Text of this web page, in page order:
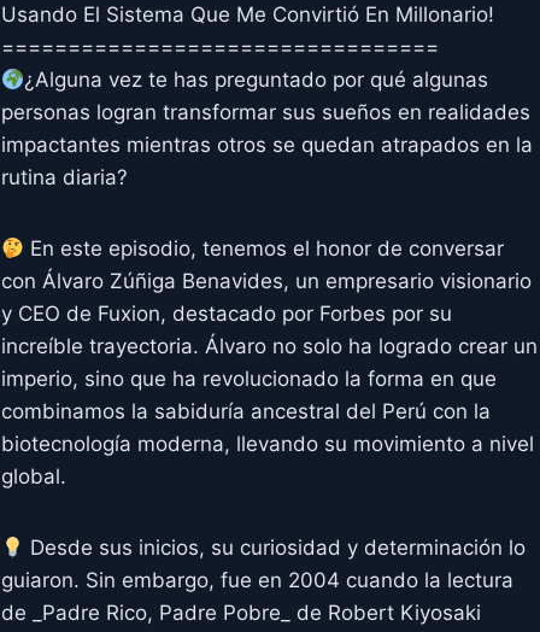
Usando El Sistema Que Me Convirtió En Millonario!
=================================
¿Alguna vez te has preguntado por qué algunas
personas logran transformar sus sueños en realidades
impactantes mientras otros se quedan atrapados en la
rutina diaria?
En este episodio, tenemos el honor de conversar
con Álvaro Zúñiga Benavides, un empresario visionario
y CEO de Fuxion, destacado por Forbes por su
increíble trayectoria. Álvaro no solo ha logrado crear un
imperio, sino que ha revolucionado la forma en que
combinamos la sabiduría ancestral del Perú con la
biotecnología moderna, llevando su movimiento a nivel
global.
Desde sus inicios, su curiosidad y determinación lo
guiaron. Sin embargo, fue en 2004 cuando la lectura
de _Padre Rico, Padre Pobre_ de Robert Kiyosaki